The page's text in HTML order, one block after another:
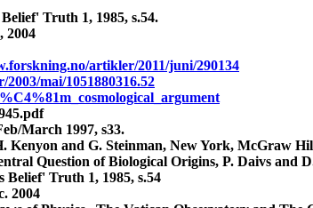
Truth 1, 1985, s.54.
2004
artikler/2011/juni/290134
mai/1051880316.52
March 1997, s33.
Kenyon and G. Steinman, New York, McGraw
Question of Biological Origins, P. Daivs and
Belief' Truth 1, 1985, s.54
2004